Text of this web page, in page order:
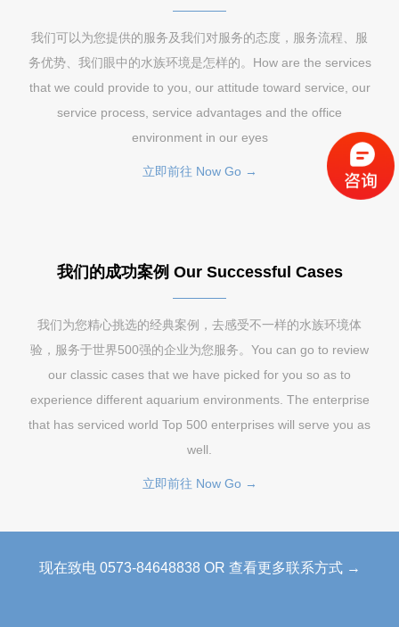
我们可以为您提供的服务及我们对服务的态度，服务流程、服
务优势、我们眼中的水族环境是怎样的。How are the services
that we could provide to you, our attitude toward service, our
service process, service advantages and the office
environment in our eyes
立即前往 Now Go →
我们的成功案例 Our Successful Cases
我们为您精心挑选的经典案例，去感受不一样的水族环境体
验，服务于世界500强的企业为您服务。You can go to review
our classic cases that we have picked for you so as to
experience different aquarium environments. The enterprise
that has serviced world Top 500 enterprises will serve you as
well.
立即前往 Now Go →
现在致电 0573-84648838 OR 查看更多联系方式 →